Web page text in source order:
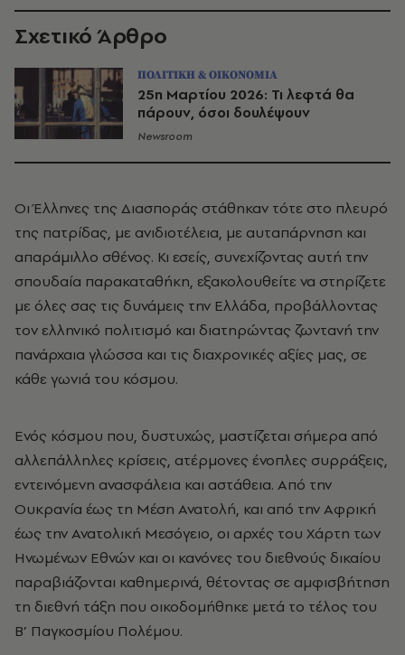
Σχετικό Άρθρο
ΠΟΛΙΤΙΚΗ & ΟΙΚΟΝΟΜΙΑ
25η Μαρτίου 2026: Τι λεφτά θα
πάρουν, όσοι δουλέψουν
Newsroom
Οι Έλληνες της Διασποράς στάθηκαν τότε στο πλευρό
της πατρίδας, με ανιδιοτέλεια, με αυταπάρνηση και
απαράμιλλο σθένος. Κι εσείς, συνεχίζοντας αυτή την
σπουδαία παρακαταθήκη, εξακολουθείτε να στηρίζετε
με όλες σας τις δυνάμεις την Ελλάδα, προβάλλοντας
τον ελληνικό πολιτισμό και διατηρώντας ζωντανή την
πανάρχαια γλώσσα και τις διαχρονικές αξίες μας, σε
κάθε γωνιά του κόσμου.
Ενός κόσμου που, δυστυχώς, μαστίζεται σήμερα από
αλλεπάλληλες κρίσεις, ατέρμονες ένοπλες συρράξεις,
εντεινόμενη ανασφάλεια και αστάθεια. Από την
Ουκρανία έως τη Μέση Ανατολή, και από την Αφρική
έως την Ανατολική Μεσόγειο, οι αρχές του Χάρτη των
Ηνωμένων Εθνών και οι κανόνες του διεθνούς δικαίου
παραβιάζονται καθημερινά, θέτοντας σε αμφισβήτηση
τη διεθνή τάξη που οικοδομήθηκε μετά το τέλος του
Β’ Παγκοσμίου Πολέμου.